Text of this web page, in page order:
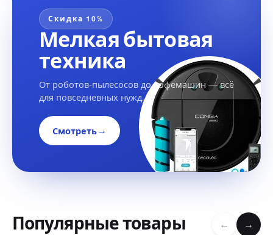
Скидка 10%
Мелкая бытовая
техника
От роботов-пылесосов до кофемашин — всё
для повседневных нужд.
Смотреть→
Популярные товары ← →